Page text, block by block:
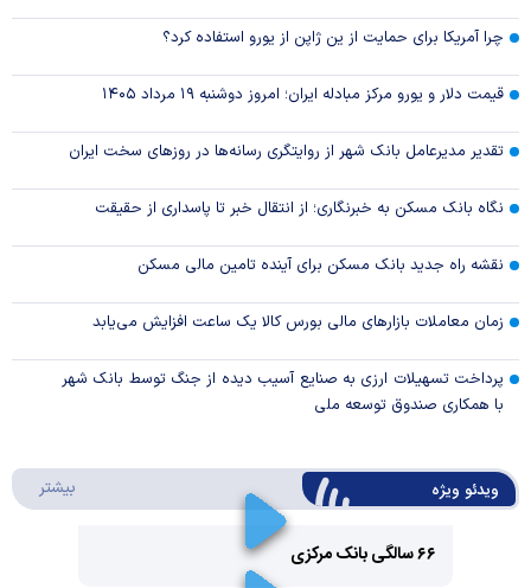
چرا آمریکا برای حمایت از ین ژاپن از یورو استفاده کرد؟
قیمت دلار و یورو مرکز مبادله ایران؛ امروز دوشنبه ۱۹ مرداد ۱۴۰۵
تقدیر مدیرعامل بانک شهر از روایتگری رسانه‌ها در روز‌های سخت ایران
نگاه بانک مسکن به خبرنگاری؛ از انتقال خبر تا پاسداری از حقیقت
نقشه راه جدید بانک مسکن برای آینده تامین مالی مسکن
زمان معاملات بازار‌های مالی بورس کالا یک ساعت افزایش می‌یابد
پرداخت تسهیلات ارزی به صنایع آسیب دیده از جنگ توسط بانک شهر
با همکاری صندوق توسعه ملی
ویدئو ویژه بیشتر
۶۶ سالگی بانک مرکزی